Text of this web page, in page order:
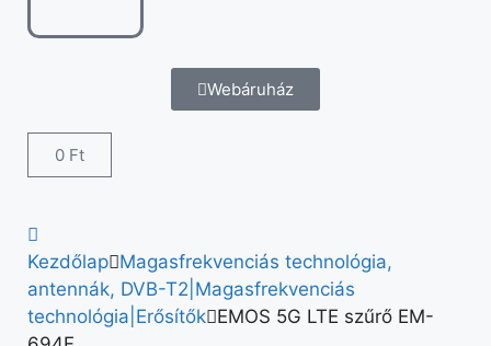
Webáruház
0 Ft
Kezdőlap Magasfrekvenciás technológia,
antennák, DVB-T2|Magasfrekvenciás
technológia|Erősítők EMOS 5G LTE szűrő EM-